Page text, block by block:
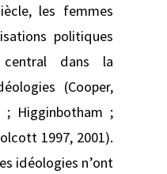
les femmes
politiques
dans la
(Cooper,
; Higginbotham ;
1997, 2001).
idéologies n’ont